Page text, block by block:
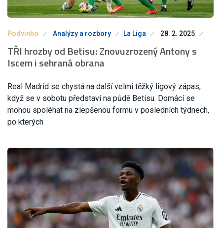
Podvinho Analýzy a rozbory La Liga 28. 2. 2025
TŘI hrozby od Betisu: Znovuzrozený Antony s
Iscem i sehraná obrana
Real Madrid se chystá na další velmi těžký ligový zápas,
když se v sobotu představí na půdě Betisu. Domácí se
mohou spoléhat na zlepšenou formu v posledních týdnech,
po kterých